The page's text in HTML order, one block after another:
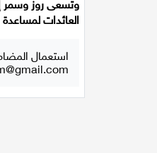
العائدات
استعمال المضامين بموجب بند 27 أ لقانون